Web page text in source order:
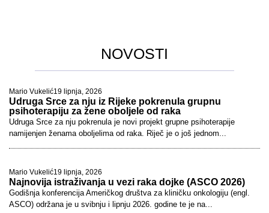
NOVOSTI
Mario Vukelić19 lipnja, 2026
Udruga Srce za nju iz Rijeke pokrenula grupnu
psihoterapiju za žene oboljele od raka
Udruga Srce za nju pokrenula je novi projekt grupne psihoterapije
namijenjen ženama oboljelima od raka. Riječ je o još jednom...
Mario Vukelić19 lipnja, 2026
Najnovija istraživanja u vezi raka dojke (ASCO 2026)
Godišnja konferencija Američkog društva za kliničku onkologiju (engl.
ASCO) održana je u svibnju i lipnju 2026. godine te je na...